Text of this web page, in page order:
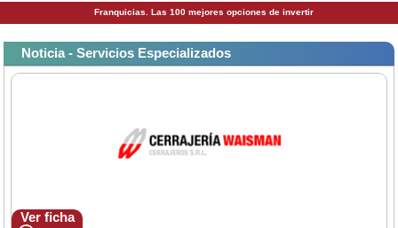
Franquicias. Las 100 mejores opciones de invertir
Noticia - Servicios Especializados
Ver ficha